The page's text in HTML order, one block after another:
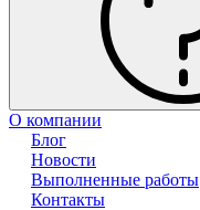
О компании
Блог
Новости
Выполненные работы
Контакты